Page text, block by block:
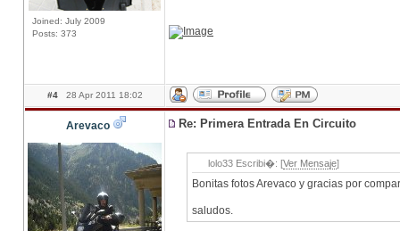
Joined: July 2009
Posts: 373
#4 28 Apr 2011 18:02
Arevaco Re: Primera Entrada En Circuito
lolo33 Escribi�: [Ver Mensaje]
Bonitas fotos Arevaco y gracias por
saludos.